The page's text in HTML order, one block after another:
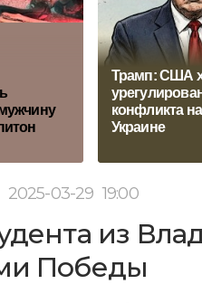
Трамп: США
конфликта на
Украине
2025-03-29 19:00
из
Победы